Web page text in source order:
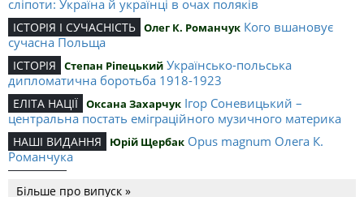
сліпоти: Україна й українці в очах поляків
ІСТОРІЯ І СУЧАСНІСТЬ Олег К. Романчук Кого вшановує
сучасна Польща
ІСТОРІЯ Степан Ріпецький Українсько-польська
дипломатична боротьба 1918-1923
ЕЛІТА НАЦІЇ Оксана Захарчук Ігор Соневицький –
центральна постать еміграційного музичного материка
НАШІ ВИДАННЯ Юрій Щербак Opus magnum Олега К.
Романчука
Більше про випуск »